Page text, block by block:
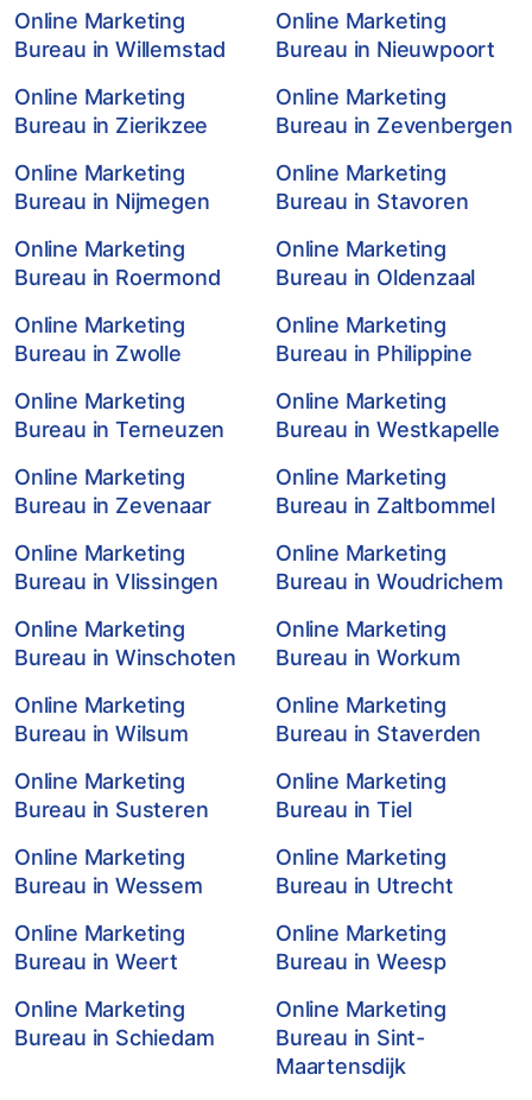
Online Marketing
Bureau in Willemstad
Online Marketing
Bureau in Nieuwpoort
Online Marketing
Bureau in Zierikzee
Online Marketing
Bureau in Zevenbergen
Online Marketing
Bureau in Nijmegen
Online Marketing
Bureau in Stavoren
Online Marketing
Bureau in Roermond
Online Marketing
Bureau in Oldenzaal
Online Marketing
Bureau in Zwolle
Online Marketing
Bureau in Philippine
Online Marketing
Bureau in Terneuzen
Online Marketing
Bureau in Westkapelle
Online Marketing
Bureau in Zevenaar
Online Marketing
Bureau in Zaltbommel
Online Marketing
Bureau in Vlissingen
Online Marketing
Bureau in Woudrichem
Online Marketing
Bureau in Winschoten
Online Marketing
Bureau in Workum
Online Marketing
Bureau in Wilsum
Online Marketing
Bureau in Staverden
Online Marketing
Bureau in Susteren
Online Marketing
Bureau in Tiel
Online Marketing
Bureau in Wessem
Online Marketing
Bureau in Utrecht
Online Marketing
Bureau in Weert
Online Marketing
Bureau in Weesp
Online Marketing
Bureau in Schiedam
Online Marketing
Bureau in Sint-
Maartensdijk